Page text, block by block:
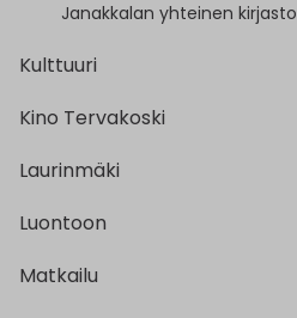
Janakkalan yhteinen kirjasto
Kulttuuri
Kino Tervakoski
Laurinmäki
Luontoon
Matkailu